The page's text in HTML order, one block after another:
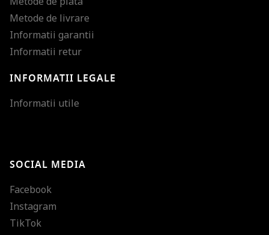
Metode de livrare
Informatii garantii
Informatii retur
INFORMATII LEGALE
Informatii utile
SOCIAL MEDIA
Facebook
Instagram
TikTok